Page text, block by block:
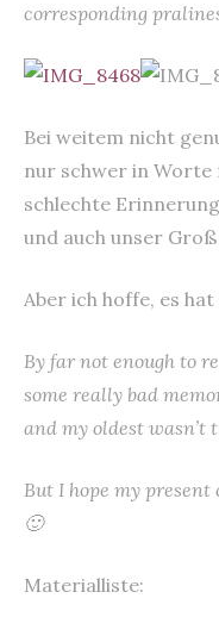
corresponding
Bei weitem nicht
nur schwer in Worte
schlechte
und auch unser
Aber ich hoffe, es
By far not enough to
some really bad
and my oldest wasn’t
But I hope my present
🙂
Materialliste: